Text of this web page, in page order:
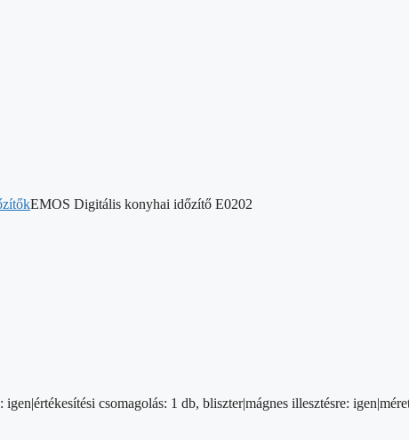
EMOS Digitális konyhai időzítő E0202
csomagolás: 1 db, bliszter|mágnes illesztésre: